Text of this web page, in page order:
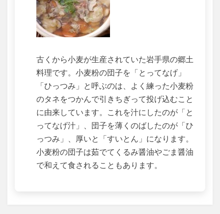
古くから小麦が生産されていた岩手県の郷土
料理です。小麦粉の団子を「とってなげ」
「ひっつみ」と呼ぶのは、よく練った小麦粉
のタネをつかんで引きちぎって投げ込むこと
に由来しています。これを汁にしたのが「と
ってなげ汁」、団子を薄くのばしたのが「ひ
っつみ」、厚いと「すいとん」になります。
小麦粉の団子は茹でてくるみ醤油やごま醤油
で和えて食されることもあります。